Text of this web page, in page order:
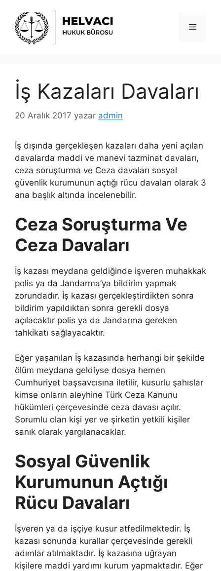
Menü
İş Kazaları Davaları
20 Aralık 2017 yazar admin
İş dışında gerçekleşen kazaları daha yeni açılan
davalarda maddi ve manevi tazminat davaları,
ceza soruşturma ve Ceza davaları sosyal
güvenlik kurumunun açtığı rücu davaları olarak 3
ana başlık altında incelenebilir.
Ceza Soruşturma Ve
Ceza Davaları
İş kazası meydana geldiğinde işveren muhakkak
polis ya da Jandarma’ya bildirim yapmak
zorundadır. İş kazası gerçekleştirdikten sonra
bildirim yapıldıktan sonra gerekli dosya
açılacaktır polis ya da Jandarma gereken
tahkikatı sağlayacaktır.
Eğer yaşanılan İş kazasında herhangi bir şekilde
ölüm meydana geldiyse dosya hemen
Cumhuriyet başsavcısına iletilir, kusurlu şahıslar
kimse onların aleyhine Türk Ceza Kanunu
hükümleri çerçevesinde ceza davası açılır.
Sorumlu olan kişi yer ve şirketin yetkili kişiler
sanık olarak yargılanacaklar.
Sosyal Güvenlik
Kurumunun Açtığı
Rücu Davaları
İşveren ya da işçiye kusur atfedilmektedir. İş
kazası sonunda kurallar çerçevesinde gerekli
adımlar atılmaktadır. İş kazasına uğrayan
kişilere maddi yardımı kurum yapmaktadır. Eğer